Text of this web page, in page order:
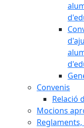
Convenis
Relació
Mocions